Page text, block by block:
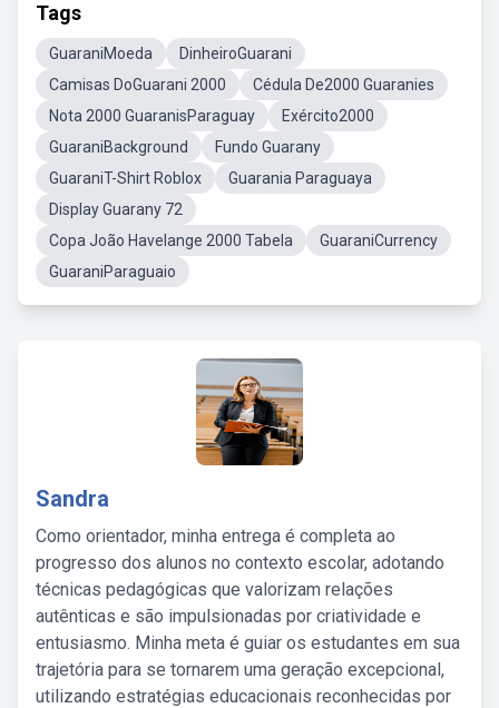
Tags
GuaraniMoeda
DinheiroGuarani
Camisas DoGuarani 2000
Cédula De2000 Guaranies
Nota 2000 GuaranisParaguay
Exército2000
GuaraniBackground
Fundo Guarany
GuaraniT-Shirt Roblox
Guarania Paraguaya
Display Guarany 72
Copa João Havelange 2000 Tabela
GuaraniCurrency
GuaraniParaguaio
Sandra
Como orientador, minha entrega é completa ao
progresso dos alunos no contexto escolar, adotando
técnicas pedagógicas que valorizam relações
autênticas e são impulsionadas por criatividade e
entusiasmo. Minha meta é guiar os estudantes em sua
trajetória para se tornarem uma geração excepcional,
utilizando estratégias educacionais reconhecidas por